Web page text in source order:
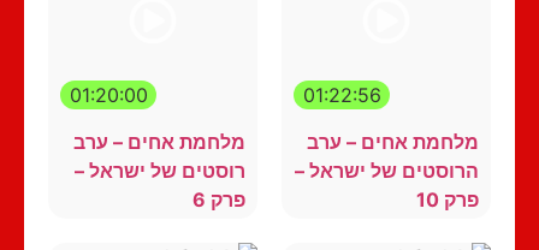
01:22:56
מלחמת אחים – ערב
הרוסטים של ישראל –
פרק 10
01:20:00
מלחמת אחים – ערב
רוסטים של ישראל –
פרק 6